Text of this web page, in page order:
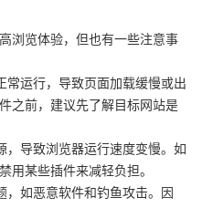
浏览体验，但也有一些注意事
运行，导致页面加载缓慢或出
之前，建议先了解目标网站是
导致浏览器运行速度变慢。如
用某些插件来减轻负担。
如恶意软件和钓鱼攻击。因